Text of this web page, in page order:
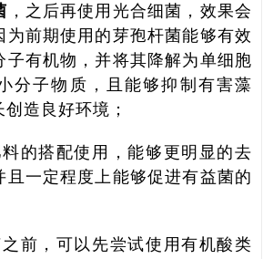
，之后再使用光合细菌，效果会
为前期使用的芽孢杆菌能够有效
子有机物，并将其降解为单细胞
分子物质，且能够抑制有害藻
造良好环境；
的搭配使用，能够更明显的去
且一定程度上能够促进有益菌的
前，可以先尝试使用有机酸类